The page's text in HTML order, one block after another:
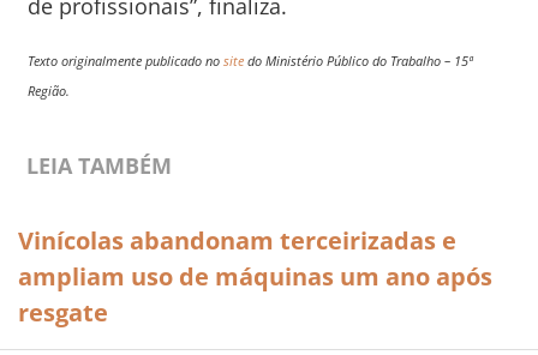
de profissionais”, finaliza.
Texto originalmente publicado no sitedo Ministério Público do Trabalho – 15ª
Região.
LEIA TAMBÉM
Vinícolas abandonam terceirizadas e
ampliam uso de máquinas um ano após
resgate